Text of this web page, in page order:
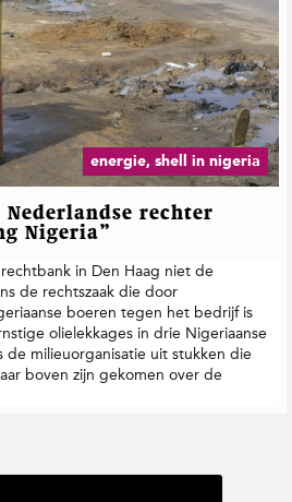
energie, shell in nigeria
Nederlandse rechter
Nigeria”
in Den Haag niet de
de rechtszaak die door
boeren tegen het bedrijf is
olielekkages in drie Nigeriaanse
milieuorganisatie uit stukken die
boven zijn gekomen over de